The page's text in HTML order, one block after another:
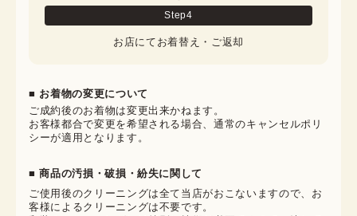
Step4
お店にてお着替え・ご返却
■ お着物の変更について
ご成約後のお着物は変更出来かねます。
お客様都合で変更を希望される場合、通常のキャンセルポリ
シーが適用となります。
■ 商品の汚損・破損・紛失に関して
ご使用後のクリーニングは全て当店がおこないますので、お
客様によるクリーニングは不要です。